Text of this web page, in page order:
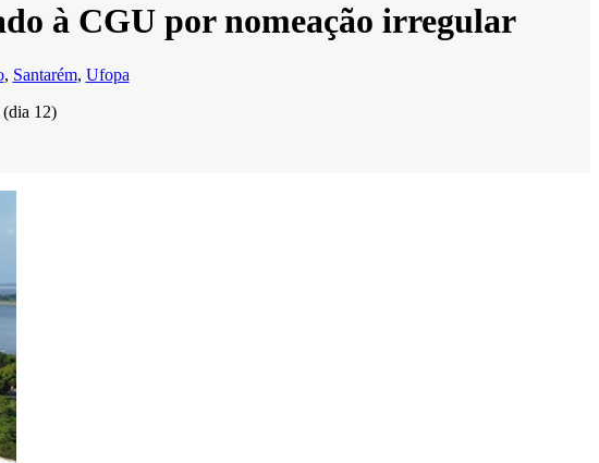
à CGU por nomeação irregular
, Santarém, Ufopa
(dia 12)